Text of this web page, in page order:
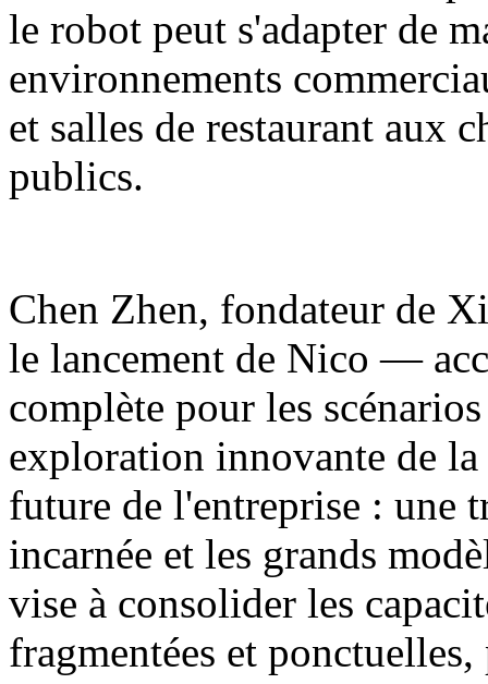
le robot peut s'adapter de
environnements
et salles de restaurant aux
publics.
Chen Zhen, fondateur de
le lancement de Nico —
complète pour les
exploration innovante de
future de l'entreprise : une
incarnée et les grands
vise à consolider les
fragmentées et ponctuelles,